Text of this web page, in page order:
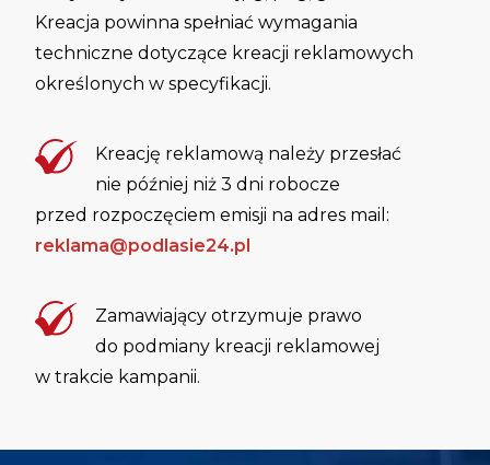
Kreacja powinna spełniać wymagania
techniczne dotyczące kreacji reklamowych
określonych w specyfikacji.
Kreację reklamową należy przesłać
nie później niż 3 dni robocze
przed rozpoczęciem emisji na adres mail:
reklama@podlasie24.pl
Zamawiający otrzymuje prawo
do podmiany kreacji reklamowej
w trakcie kampanii.